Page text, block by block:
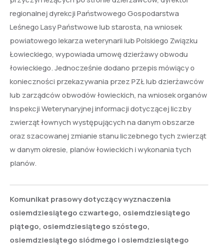
regionalnej dyrekcji Państwowego Gospodarstwa
Leśnego Lasy Państwowe lub starosta, na wniosek
powiatowego lekarza weterynarii lub Polskiego Związku
Łowieckiego, wypowiada umowę dzierżawy obwodu
łowieckiego. Jednocześnie dodano przepis mówiący o
konieczności przekazywania przez PZŁ lub dzierżawców
lub zarządców obwodów łowieckich, na wniosek organów
Inspekcji Weterynaryjnej informacji dotyczącej liczby
zwierząt łownych występujących na danym obszarze
oraz szacowanej zmianie stanu liczebnego tych zwierząt
w danym okresie, planów łowieckich i wykonania tych
planów.
Komunikat prasowy dotyczący wyznaczenia
osiemdziesiątego czwartego, osiemdziesiątego
piątego, osiemdziesiątego szóstego,
osiemdziesiątego siódmego i osiemdziesiątego